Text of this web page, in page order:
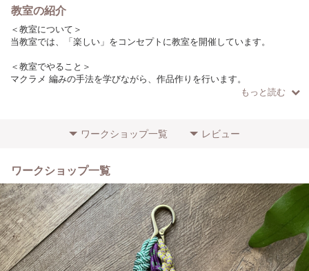
教室の紹介
＜教室について＞
当教室では、「楽しい」をコンセプトに教室を開催しています。
＜教室でやること＞
マクラメ 編みの手法を学びながら、作品作りを行います。
（作品によりロープの種類は異なります）
初心者の方でもわかりやすいように、少人数で開催しています！
ぜひお気軽にご参加ください。
＜場所・アクセス＞
目黒駅からバス14分（7駅）徒歩1分
学芸大学駅から徒歩15分
＜その他特記事項＞
初心者の方の参加歓迎します！
もっと読む
ワークショップ一覧 レビュー
ワークショップ一覧